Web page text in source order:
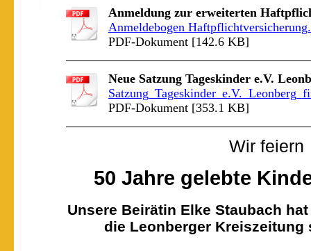
Anmeldung zur erweiterten
Anmeldebogen
PDF-Dokument [142.6 KB]
Neue Satzung Tageskinder e.V.
PDF-Dokument [353.1 KB]
Wir feiern
50 Jahre gelebte
Unsere Beirätin Elke Staubach
die Leonberger